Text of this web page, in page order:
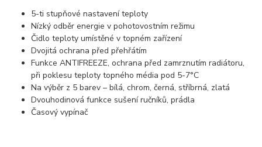
5-ti stupňové nastavení teploty
Nízký odběr energie v pohotovostním režimu
Čidlo teploty umístěné v topném zařízení
Dvojitá ochrana před přehřátím
Funkce ANTIFREEZE, ochrana před zamrznutím radiátoru,
při poklesu teploty topného média pod 5-7°C
Na výběr z 5 barev – bílá, chrom, černá, stříbrná, zlatá
Dvouhodinová funkce sušení ručníků, prádla
Časový vypínač